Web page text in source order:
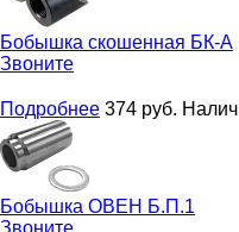
Бобышка скошенная БК-А
Звоните
Подробнее 374 руб.
Бобышка ОВЕН Б.П.1
Звоните